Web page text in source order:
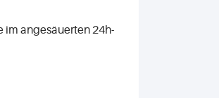
im angesäuerten 24h-